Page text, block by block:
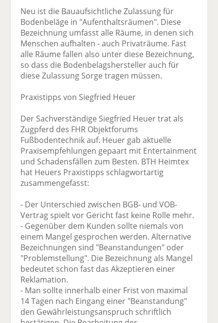
Neu ist die Bauaufsichtliche Zulassung für
Bodenbeläge in "Aufenthaltsräumen". Diese
Bezeichnung umfasst alle Räume, in denen sich
Menschen aufhalten - auch Privaträume. Fast
alle Räume fallen also unter diese Bezeichnung,
so dass die Bodenbelagshersteller auch für
diese Zulassung Sorge tragen müssen.
Praxistipps von Siegfried Heuer
Der Sachverständige Siegfried Heuer trat als
Zugpferd des FHR Objektforums
Fußbodentechnik auf. Heuer gab aktuelle
Praxisempfehlungen gepaart mit Entertainment
und Schadensfällen zum Besten. BTH Heimtex
hat Heuers Praxistipps schlagwortartig
zusammengefasst:
- Der Unterschied zwischen BGB- und VOB-
Vertrag spielt vor Gericht fast keine Rolle mehr.
- Gegenüber dem Kunden sollte niemals von
einem Mangel gesprochen werden. Alternative
Bezeichnungen sind "Beanstandungen" oder
"Problemstellung". Die Bezeichnung als Mangel
bedeutet schon fast das Akzeptieren einer
Reklamation.
- Man sollte innerhalb einer Frist von maximal
14 Tagen nach Eingang einer "Beanstandung"
den Gewährleistungsanspruch schriftlich